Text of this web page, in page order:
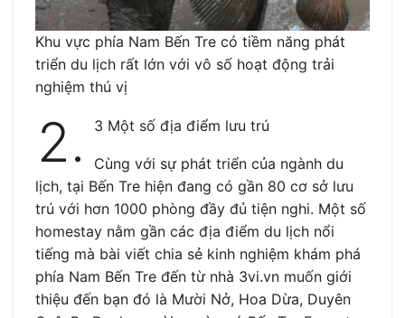
Khu vực phía Nam Bến Tre có tiềm năng phát
triển du lịch rất lớn với vô số hoạt động trải
nghiệm thú vị
2. 3 Một số địa điểm lưu trú
Cùng với sự phát triển của ngành du
lịch, tại Bến Tre hiện đang có gần 80 cơ sở lưu
trú với hơn 1000 phòng đầy đủ tiện nghi. Một số
homestay nằm gần các địa điểm du lịch nổi
tiếng mà bài viết chia sẻ kinh nghiệm khám phá
phía Nam Bến Tre đến từ nhà 3vi.vn muốn giới
thiệu đến bạn đó là Mười Nở, Hoa Dừa, Duyên